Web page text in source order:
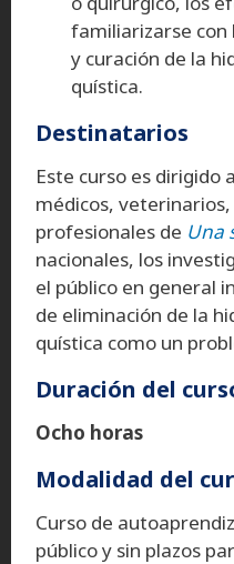
familiarizarse con
y curación de la
quística.
Destinatarios
Este curso es dirigido
médicos,
profesionales de Una
nacionales, los
el público en general
de eliminación de la
quística como un
Duración del
Ocho horas
Modalidad del
Curso de
público y sin plazos